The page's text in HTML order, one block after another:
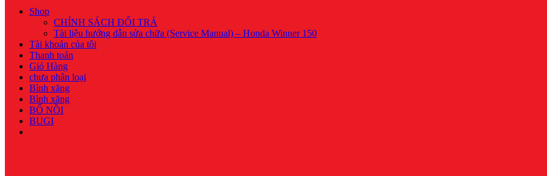
Shop
CHÍNH SÁCH ĐỔI TRẢ
Tài liệu hướng dẫn sửa chữa (Service Manual) – Honda Winner 150
Tài khoản của tôi
Thanh toán
Giỏ Hàng
chưa phân loại
Bình xăng
Bình xăng
BỐ NỒI
BUGI